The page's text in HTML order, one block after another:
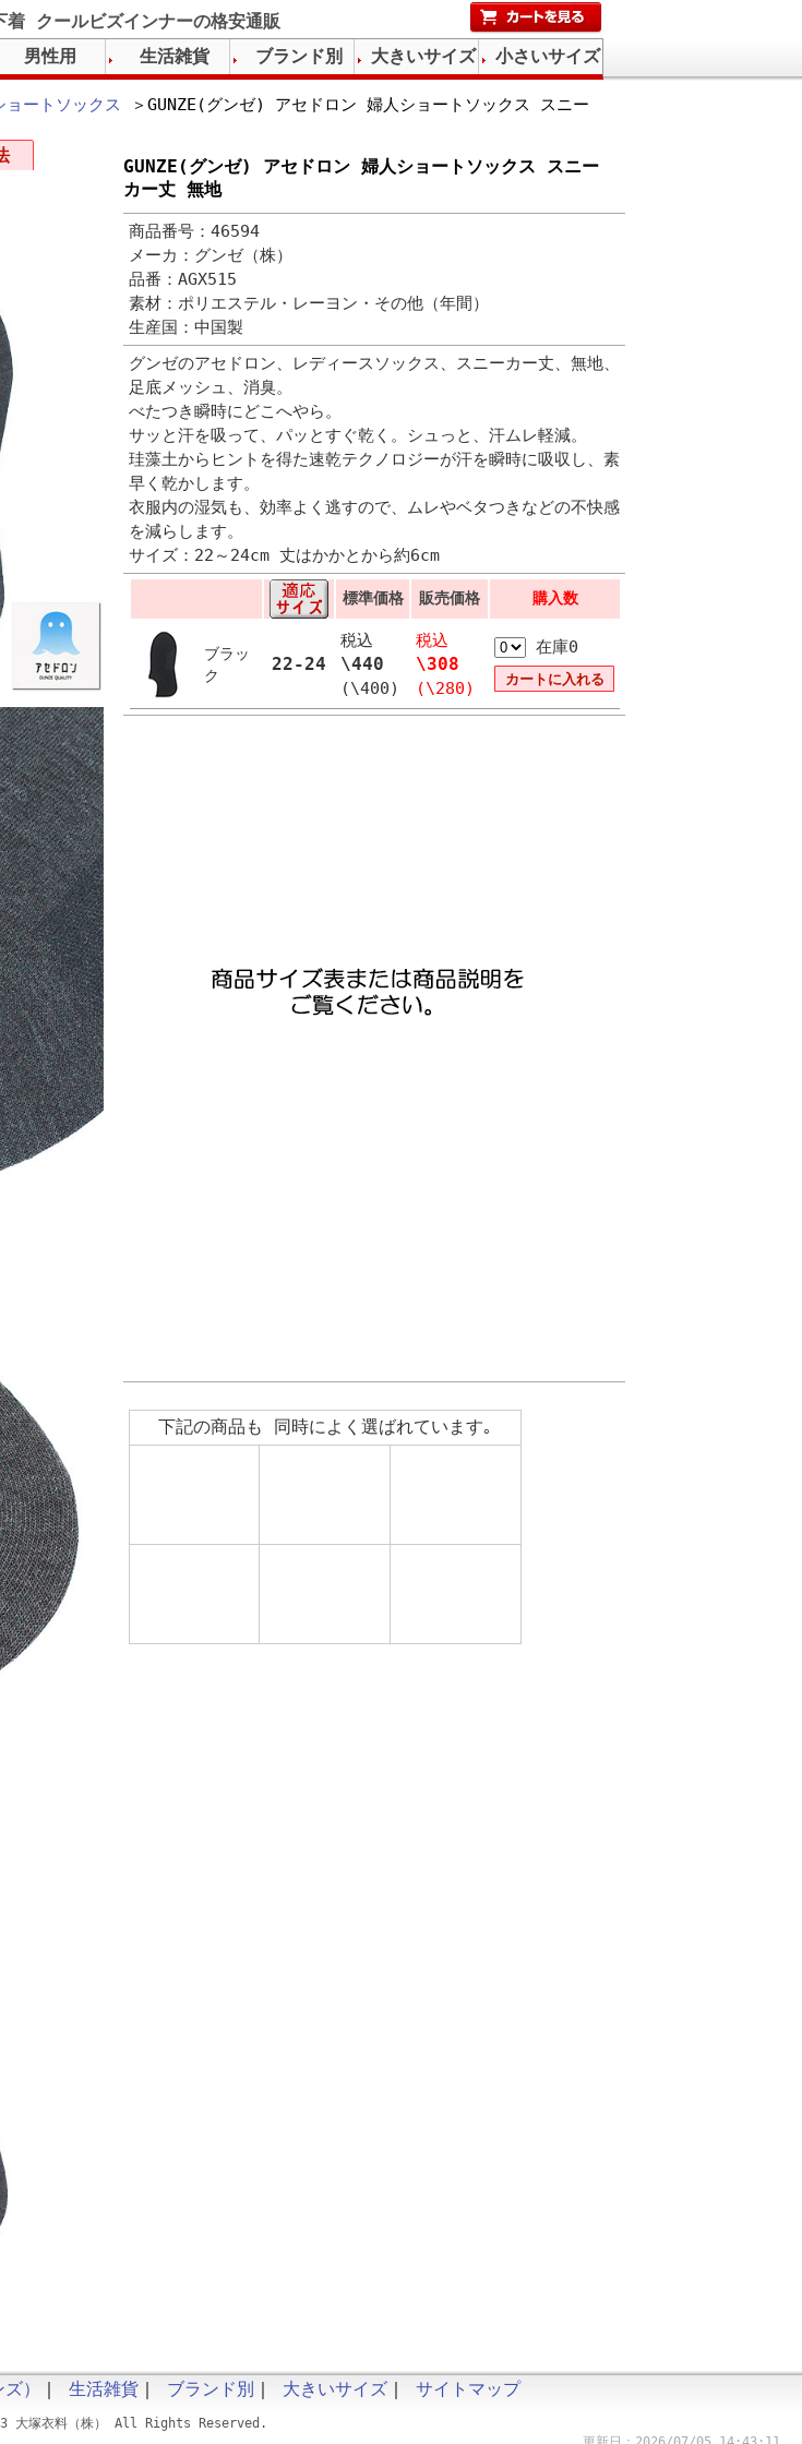
クールビズインナーの格安通販
ョートソックス
＞GUNZE(グンゼ) アセドロン 婦人ショートソックス スニー
GUNZE(グンゼ) アセドロン 婦人ショートソックス スニー
カー丈 無地
商品番号：46594
メーカ：グンゼ（株）
品番：AGX515
素材：ポリエステル・レーヨン・その他（年間）
生産国：中国製
グンゼのアセドロン、レディースソックス、スニーカー丈、無地、
足底メッシュ、消臭。
べたつき瞬時にどこへやら。
サッと汗を吸って、パッとすぐ乾く。シュっと、汗ムレ軽減。
珪藻土からヒントを得た速乾テクノロジーが汗を瞬時に吸収し、素
早く乾かします。
衣服内の湿気も、効率よく逃すので、ムレやベタつきなどの不快感
を減らします。
サイズ：22～24cm 丈はかかとから約6cm
標準価格 販売価格 購入数
ブラッ
ク
22-24
税込
\440
(\400)
税込
\308
(\280)
在庫0
下記の商品も 同時によく選ばれています｡
男性用 生活雑貨 ブランド別 大きいサイズ 小さいサイズ
） ｜ 生活雑貨 ｜ ブランド別 ｜ 大きいサイズ ｜ サイトマップ
大塚衣料（株） All Rights Reserved.